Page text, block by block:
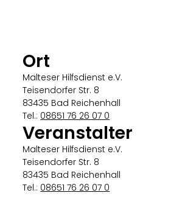
Ort
Malteser Hilfsdienst e.V.
Teisendorfer Str. 8
83435 Bad Reichenhall
Tel.: 08651 76 26 07 0
Veranstalter
Malteser Hilfsdienst e.V.
Teisendorfer Str. 8
83435 Bad Reichenhall
Tel.: 08651 76 26 07 0